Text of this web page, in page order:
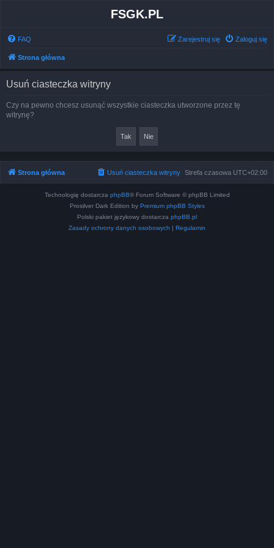
FSGK.PL
FAQ Zaloguj się
Zarejestruj się
Strona główna
Usuń ciasteczka witryny
Czy na pewno chcesz usunąć wszystkie ciasteczka utworzone przez tę
witrynę?
Strona główna Strefa czasowa UTC+02:00
Usuń ciasteczka witryny
Technologię dostarcza phpBB® Forum Software © phpBB Limited
Prosilver Dark Edition by Premium phpBB Styles
Polski pakiet językowy dostarcza phpBB.pl
Zasady ochrony danych osobowych | Regulamin